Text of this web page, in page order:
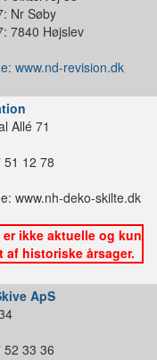
Nr Søby
7840 Højslev
www.nd-revision.dk
Allé 71
51 12 78
www.nh-deko-skilte.dk
er ikke aktuelle og kun
af historiske årsager.
ApS
52 33 36